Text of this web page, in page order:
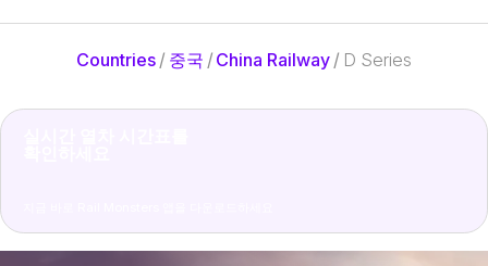
Countries/ 중국/ China Railway/ D Series